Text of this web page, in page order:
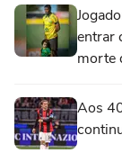
entrar
morte
Aos